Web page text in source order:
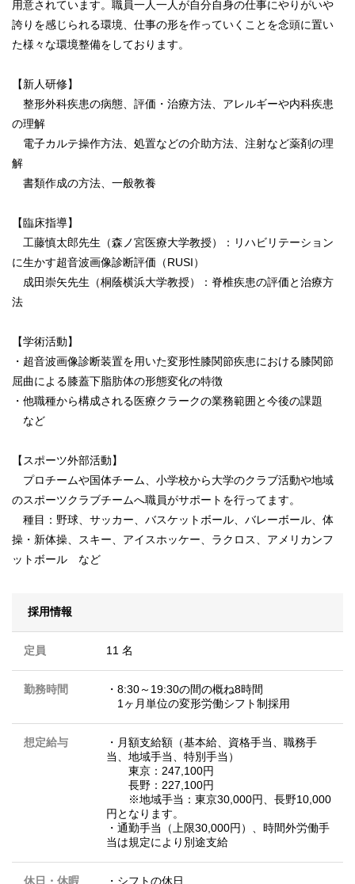
用意されています。職員一人一人が自分自身の仕事にやりがいや
誇りを感じられる環境、仕事の形を作っていくことを念頭に置い
た様々な環境整備をしております。
【新人研修】
整形外科疾患の病態、評価・治療方法、アレルギーや内科疾患
の理解
電子カルテ操作方法、処置などの介助方法、注射など薬剤の理
解
書類作成の方法、一般教養
【臨床指導】
工藤慎太郎先生（森ノ宮医療大学教授）：リハビリテーション
に生かす超音波画像診断評価（RUSI）
成田崇矢先生（桐蔭横浜大学教授）：脊椎疾患の評価と治療方
法
【学術活動】
・超音波画像診断装置を用いた変形性膝関節疾患における膝関節
屈曲による膝蓋下脂肪体の形態変化の特徴
・他職種から構成される医療クラークの業務範囲と今後の課題
など
【スポーツ外部活動】
プロチームや国体チーム、小学校から大学のクラブ活動や地域
のスポーツクラブチームへ職員がサポートを行ってます。
種目：野球、サッカー、バスケットボール、バレーボール、体
操・新体操、スキー、アイスホッケー、ラクロス、アメリカンフ
ットボール など
採用情報
定員 11 名
勤務時間
・8:30～19:30の間の概ね8時間
1ヶ月単位の変形労働シフト制採用
想定給与
・月額支給額（基本給、資格手当、職務手
当、地域手当、特別手当）
東京：247,100円
長野：227,100円
※地域手当：東京30,000円、長野10,000
円となります。
・通勤手当（上限30,000円）、時間外労働手
当は規定により別途支給
休日・休暇
・シフトの休日